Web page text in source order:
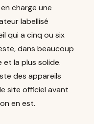
charge une
labellisé
qui a cinq ou six
dans beaucoup
et la plus solide.
des appareils
site officiel avant
en est.